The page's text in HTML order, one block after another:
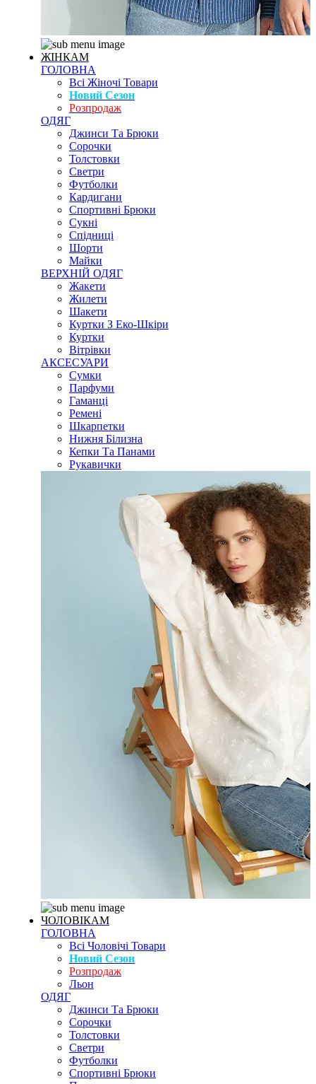
ЖІНКАМ
ГОЛОВНА
Всі Жіночі Товари
Новий Сезон
Розпродаж
ОДЯГ
Джинси Та Брюки
Сорочки
Толстовки
Светри
Футболки
Кардигани
Спортивні Брюки
Сукні
Спідниці
Шорти
Майки
ВЕРХНІЙ ОДЯГ
Жакети
Жилети
Шакети
Куртки З Еко-Шкіри
Куртки
Вітрівки
АКСЕСУАРИ
Сумки
Парфуми
Гаманці
Ремені
Шкарпетки
Нижня Білизна
Кепки Та Панами
Рукавички
ЧОЛОВІКАМ
ГОЛОВНА
Всі Чоловічі Товари
Новий Сезон
Розпродаж
Льон
ОДЯГ
Джинси Та Брюки
Сорочки
Толстовки
Светри
Футболки
Спортивні Брюки